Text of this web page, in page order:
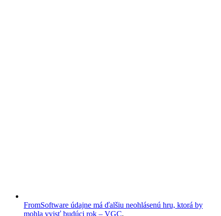
FromSoftware údajne má ďalšiu neohlásenú hru, ktorá by
mohla vyjsť budúci rok – VGC.